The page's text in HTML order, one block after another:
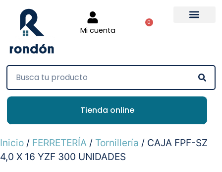
Mi cuenta
0
Tienda online
Inicio / FERRETERÍA / Tornillería / CAJA FPF-SZ
4,0 X 16 YZF 300 UNIDADES